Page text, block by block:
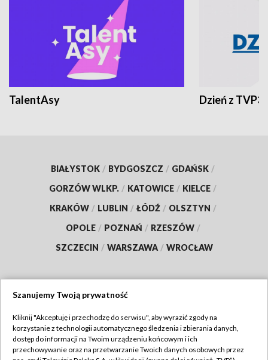
TalentAsy Dzień z TVP3
BIAŁYSTOK / BYDGOSZCZ / GDAŃSK /
GORZÓW WLKP. / KATOWICE / KIELCE /
KRAKÓW / LUBLIN / ŁÓDŹ / OLSZTYN /
OPOLE / POZNAŃ / RZESZÓW /
SZCZECIN / WARSZAWA / WROCŁAW
TVP
Abonament TVP
Regulamin TVP
Szanujemy Twoją prywatność
Kliknij "Akceptuję i przechodzę do serwisu", aby wyrazić zgody na
korzystanie z technologii automatycznego śledzenia i zbierania danych,
dostęp do informacji na Twoim urządzeniu końcowym i ich
przechowywanie oraz na przetwarzanie Twoich danych osobowych przez